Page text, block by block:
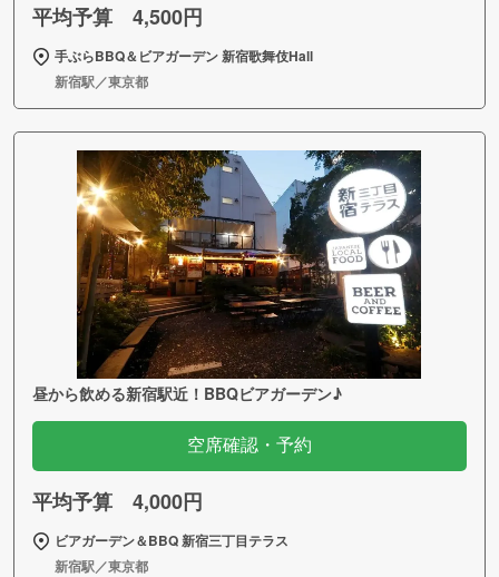
平均予算 4,500円
手ぶらBBQ＆ビアガーデン 新宿歌舞伎Hall
新宿駅／東京都
昼から飲める新宿駅近！BBQビアガーデン♪
空席確認・予約
平均予算 4,000円
ビアガーデン＆BBQ 新宿三丁目テラス
新宿駅／東京都